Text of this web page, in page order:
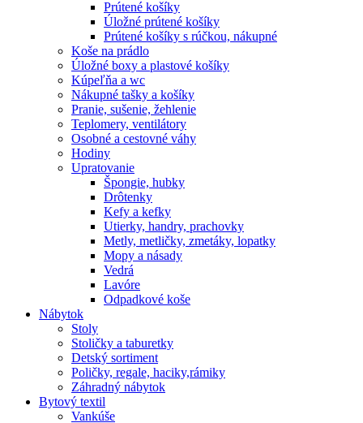
Prútené košíky
Úložné prútené košíky
Prútené košíky s rúčkou, nákupné
Koše na prádlo
Úložné boxy a plastové košíky
Kúpeľňa a wc
Nákupné tašky a košíky
Pranie, sušenie, žehlenie
Teplomery, ventilátory
Osobné a cestovné váhy
Hodiny
Upratovanie
Špongie, hubky
Drôtenky
Kefy a kefky
Utierky, handry, prachovky
Metly, metličky, zmetáky, lopatky
Mopy a násady
Vedrá
Lavóre
Odpadkové koše
Nábytok
Stoly
Stoličky a taburetky
Detský sortiment
Poličky, regale, haciky,rámiky
Záhradný nábytok
Bytový textil
Vankúše